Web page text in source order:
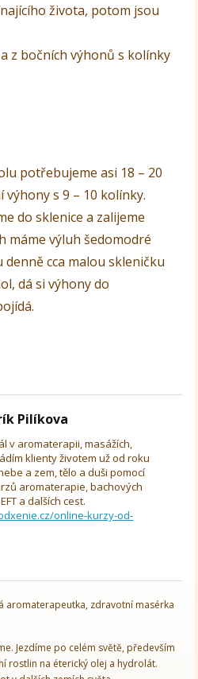
života, potom jsou
z bočních výhonů s kolínky
potřebujeme asi 18 – 20
s 9 – 10 kolínky.
do sklenice a zalijeme
máme výluh šedomodré
cca malou skleničku
dá si výhony do
Pilíkova
v aromaterapii, masážích,
klienty životem už od roku
a zem, tělo a duši pomocí
aromaterapie, bachových
a dalších cest.
online-kurzy-od-
aromaterapeutka, zdravotní masérka
Jezdíme po celém světě, především
rostlin na éterický olej a hydrolát.